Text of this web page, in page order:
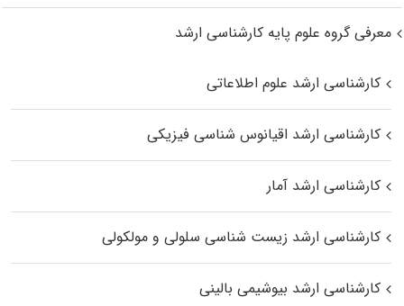
معرفی گروه علوم پایه کارشناسی ارشد
کارشناسی ارشد علوم اطلاعاتی
کارشناسی ارشد اقیانوس‌ شناسی فیزیکی
کارشناسی ارشد آمار
کارشناسی ارشد زیست شناسی سلولی و مولکولی
کارشناسی ارشد بیوشیمی بالینی